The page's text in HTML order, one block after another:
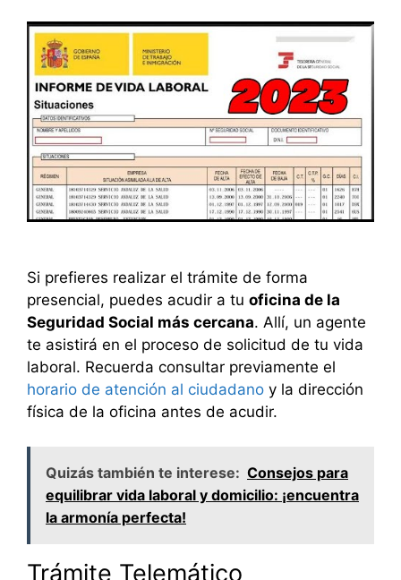
Si prefieres realizar el trámite de forma
presencial, puedes acudir a tu oficina de la
Seguridad Social más cercana. Allí, un agente
te asistirá en el proceso de solicitud de tu vida
laboral. Recuerda consultar previamente el
horario de atención al ciudadano y la dirección
física de la oficina antes de acudir.
Quizás también te interese: Consejos para
equilibrar vida laboral y domicilio: ¡encuentra
la armonía perfecta!
Trámite Telemático